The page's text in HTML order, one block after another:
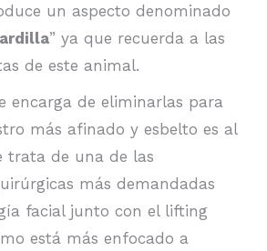
un aspecto denominado
” ya que recuerda a las
de este animal.
encarga de eliminarlas para
más afinado y esbelto es al
trata de una de las
más demandadas
facial junto con el lifting
está más enfocado a